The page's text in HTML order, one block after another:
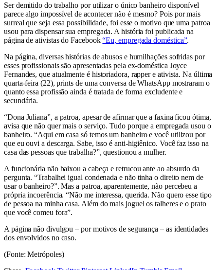
Ser demitido do trabalho por utilizar o único banheiro disponível
parece algo impossível de acontecer não é mesmo? Pois por mais
surreal que seja essa possibilidade, foi esse o motivo que uma patroa
usou para dispensar sua empregada. A história foi publicada na
página de ativistas do Facebook“Eu, empregada doméstica”.
Na página, diversas histórias de abusos e humilhações sofridas por
esses profissionais são apresentadas pela ex-doméstica Joyce
Fernandes, que atualmente é historiadora, rapper e ativista. Na última
quarta-feira (22), prints de uma conversa de WhatsApp mostraram o
quanto essa profissão ainda é tratada de forma excludente e
secundária.
“Dona Juliana”, a patroa, apesar de afirmar que a faxina ficou ótima,
avisa que não quer mais o serviço. Tudo porque a empregada usou o
banheiro. “Aqui em casa só temos um banheiro e você utilizou por
que eu ouvi a descarga. Sabe, isso é anti-higiênico. Você faz isso na
casa das pessoas que trabalha?”, questionou a mulher.
A funcionária não baixou a cabeça e retrucou ante ao absurdo da
pergunta. “Trabalhei igual condenada e não tinha o direito nem de
usar o banheiro?”. Mas a patroa, aparentemente, não percebeu a
própria incoerência. “Não me interessa, querida. Não quero esse tipo
de pessoa na minha casa. Além do mais joguei os talheres e o prato
que você comeu fora”.
A página não divulgou – por motivos de segurança – as identidades
dos envolvidos no caso.
(Fonte: Metrópoles)